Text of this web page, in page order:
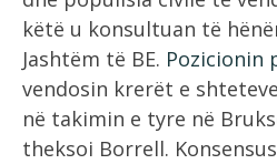
këtë u konsultuan të
Jashtëm të BE. Pozicionin
vendosin krerët e
në takimin e tyre në
theksoi Borrell.